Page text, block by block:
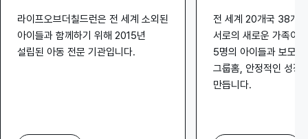
라이프오브더칠드런은 전 세계 소외된
아이들과 함께하기 위해 2015년
설립된 아동 전문 기관입니다.
전 세계 20개국 38개
서로의 새로운 가족이
5명의 아이들과 보모
그룹홈, 안정적인 성장
만듭니다.